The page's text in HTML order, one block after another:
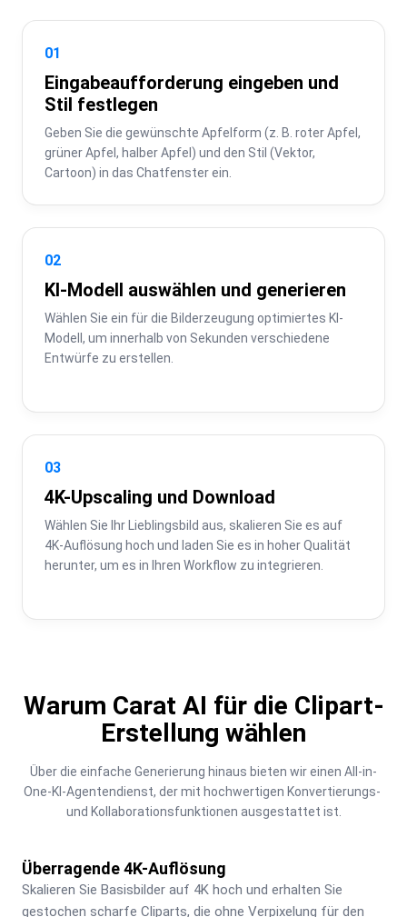
01
Eingabeaufforderung eingeben und
Stil festlegen
Geben Sie die gewünschte Apfelform (z. B. roter Apfel,
grüner Apfel, halber Apfel) und den Stil (Vektor,
Cartoon) in das Chatfenster ein.
02
KI-Modell auswählen und generieren
Wählen Sie ein für die Bilderzeugung optimiertes KI-
Modell, um innerhalb von Sekunden verschiedene
Entwürfe zu erstellen.
03
4K-Upscaling und Download
Wählen Sie Ihr Lieblingsbild aus, skalieren Sie es auf
4K-Auflösung hoch und laden Sie es in hoher Qualität
herunter, um es in Ihren Workflow zu integrieren.
Warum Carat AI für die Clipart-
Erstellung wählen
Über die einfache Generierung hinaus bieten wir einen All-in-
One-KI-Agentendienst, der mit hochwertigen Konvertierungs-
und Kollaborationsfunktionen ausgestattet ist.
Überragende 4K-Auflösung
Skalieren Sie Basisbilder auf 4K hoch und erhalten Sie
gestochen scharfe Cliparts, die ohne Verpixelung für den